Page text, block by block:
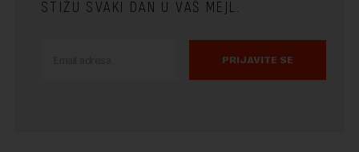
STIŽU SVAKI DAN U VAŠ MEJL.
PRIJAVITE SE